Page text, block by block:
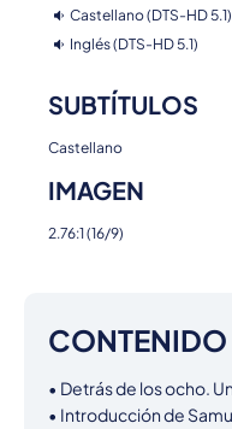
Castellano (DTS-HD 5.1)
Inglés (DTS-HD 5.1)
SUBTÍTULOS
Castellano
IMAGEN
2.76:1 (16/9)
CONTENIDO
• Detrás de los ocho.
• Introducción de